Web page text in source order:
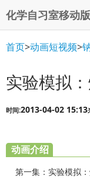
化学自习室移动版
首页>动画短视频>
实验模拟
时间:2013-04-02 15:13
动画介绍
第一集：实验模拟